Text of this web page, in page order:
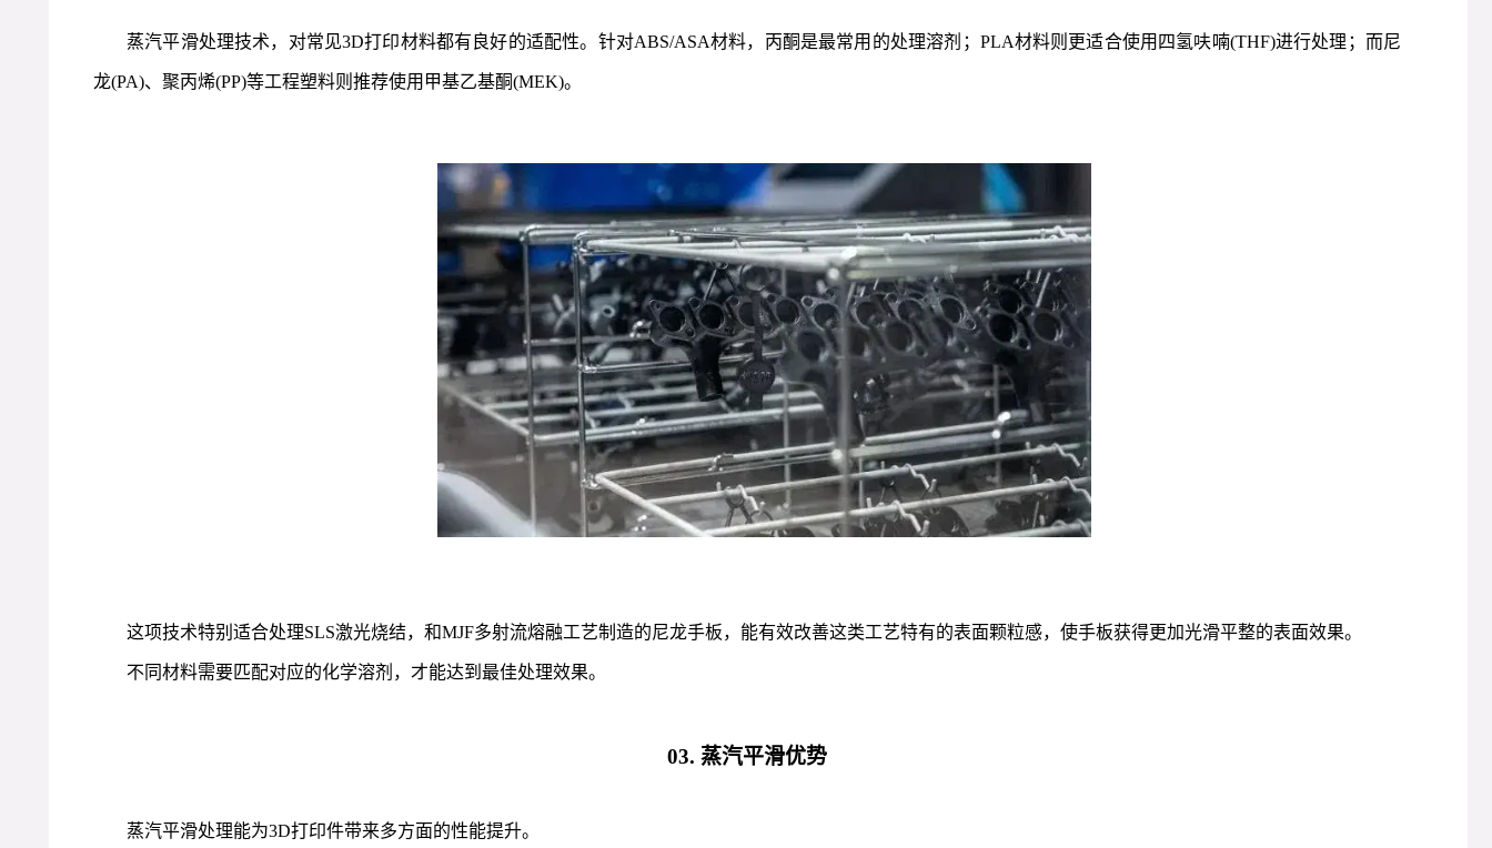
蒸汽平滑处理技术，对常见3D打印材料都有良好的适配性。针对ABS/ASA材料，丙酮是最常用的处理溶剂；PLA材料则更适合使用四氢呋喃(THF)进行处理；而尼
龙(PA)、聚丙烯(PP)等工程塑料则推荐使用甲基乙基酮(MEK)。
这项技术特别适合处理SLS激光烧结，和MJF多射流熔融工艺制造的尼龙手板，能有效改善这类工艺特有的表面颗粒感，使手板获得更加光滑平整的表面效果。
不同材料需要匹配对应的化学溶剂，才能达到最佳处理效果。
03. 蒸汽平滑优势
蒸汽平滑处理能为3D打印件带来多方面的性能提升。